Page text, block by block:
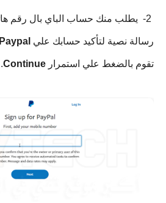
رسالة نصية لتأكيد حسابك علي Paypal
تقوم بالضغط علي استمرار Continue
.